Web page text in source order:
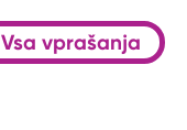
Vsa vprašanja